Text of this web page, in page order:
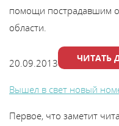
помощи пострадавшим
области.
20.09.2013 ЧИТАТЬ
Вышел в свет новый
Первое, что заметит